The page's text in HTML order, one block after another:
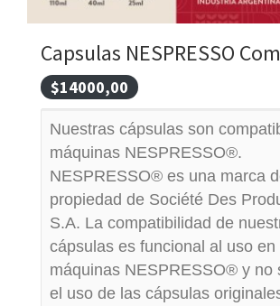
Capsulas NESPRESSO
$14000,00
Nuestras cápsulas son
máquinas NESPRESSO®.
NESPRESSO® es una marca
propiedad de Société Des
S.A. La compatibilidad de
cápsulas es funcional al uso en
máquinas NESPRESSO® y no
el uso de las cápsulas